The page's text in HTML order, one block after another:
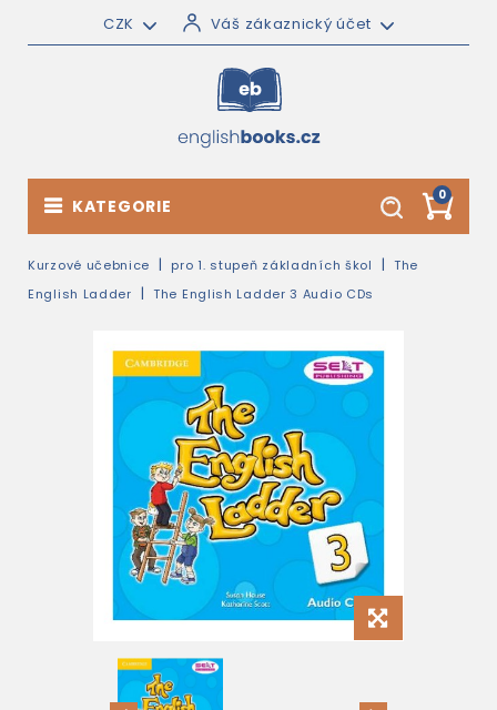
CZK Váš zákaznický účet
0
KATEGORIE
Kurzové učebnice pro 1. stupeň základních škol
The
English Ladder
The English Ladder 3 Audio CDs